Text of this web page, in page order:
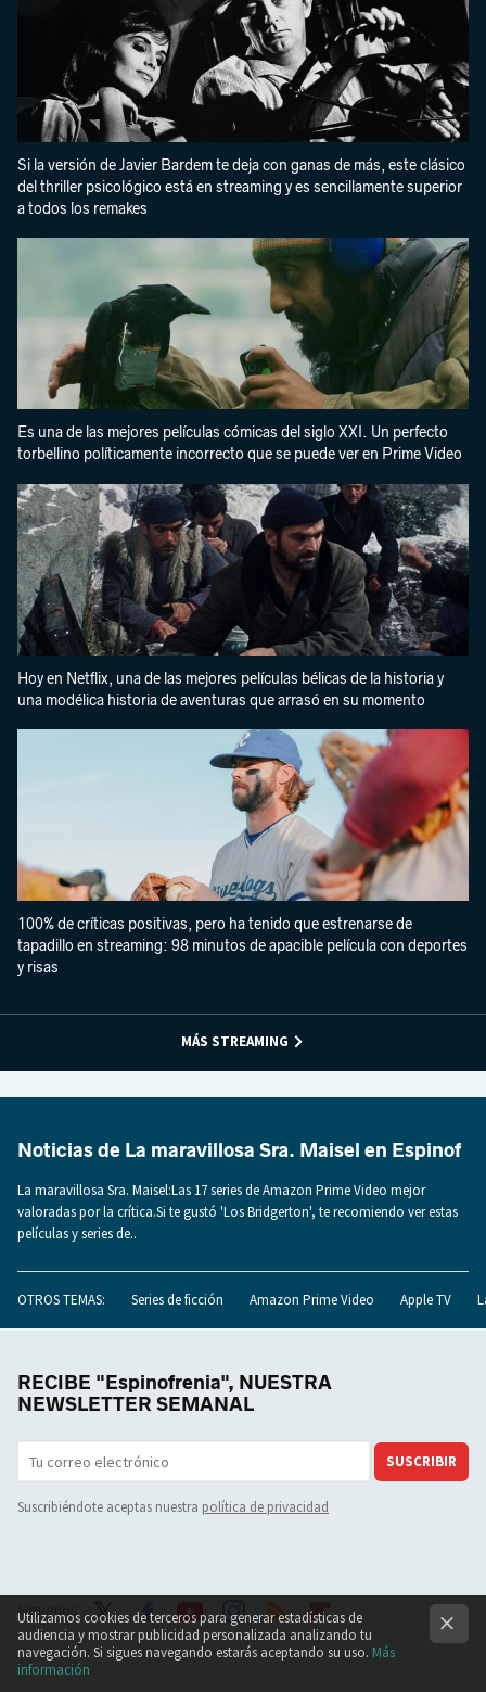
Si la versión de Javier Bardem te deja con ganas de más, este clásico
del thriller psicológico está en streaming y es sencillamente superior
a todos los remakes
Es una de las mejores películas cómicas del siglo XXI. Un perfecto
torbellino políticamente incorrecto que se puede ver en Prime Video
Hoy en Netflix, una de las mejores películas bélicas de la historia y
una modélica historia de aventuras que arrasó en su momento
100% de críticas positivas, pero ha tenido que estrenarse de
tapadillo en streaming: 98 minutos de apacible película con deportes
y risas
MÁS STREAMING
Noticias de La maravillosa Sra. Maisel en Espinof
La maravillosa Sra. Maisel:Las 17 series de Amazon Prime Video mejor
valoradas por la crítica.Si te gustó 'Los Bridgerton', te recomiendo ver estas
películas y series de..
OTROS TEMAS: Series de ficción Amazon Prime Video Apple TV
RECIBE "Espinofrenia", NUESTRA
NEWSLETTER SEMANAL
SUSCRIBIR
Suscribiéndote aceptas nuestra política de privacidad
Síguenos
Twit Face Yout Inst
RSS
Flip
Utilizamos cookies de terceros para generar estadísticas de
audiencia y mostrar publicidad personalizada analizando tu
navegación. Si sigues navegando estarás aceptando su uso. Más
información